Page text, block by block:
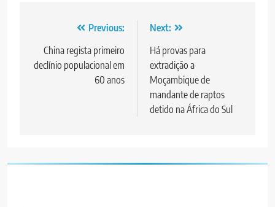
navigation
Previous:
China regista primeiro
declínio populacional em
60 anos
Next:
Há provas para
extradição a
Moçambique de
mandante de raptos
detido na África do Sul